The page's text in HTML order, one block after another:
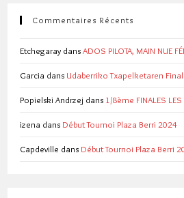
Commentaires Récents
Etchegaray dansADOS PILOTA, MAIN NUE
Garcia dans Udaberriko Txapelketaren
Popielski Andrzej dans 1/8ème FINALES
izena dans Début Tournoi Plaza Berri 2024
Capdeville dans Début Tournoi Plaza Berri